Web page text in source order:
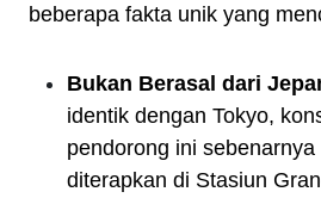
beberapa fakta unik yang
Bukan Berasal dari
identik dengan Tokyo,
pendorong ini
diterapkan di Stasiun